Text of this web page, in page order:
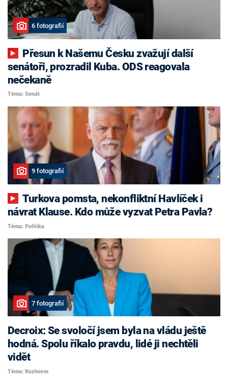
6 fotografií
senátoři, prozradil Kuba. ODS reagovala
nečekaně
Téma: Senát
9 fotografií
Turkova pomsta, nekonfliktní Havlíček i
návrat Klause. Kdo může vyzvat Petra Pavla?
Téma: Politika
7 fotografií
Decroix: Se svoločí jsem byla na vládu ještě
hodná. Spolu říkalo pravdu, lidé ji nechtěli
vidět
Téma: Rozhovor